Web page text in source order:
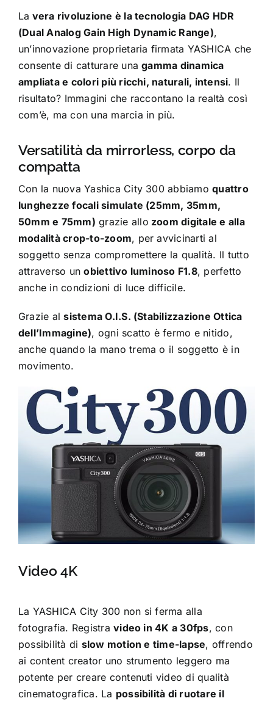
La vera rivoluzione è la tecnologia DAG HDR
(Dual Analog Gain High Dynamic Range),
un’innovazione proprietaria firmata YASHICA che
consente di catturare unagamma dinamica
ampliata e colori più ricchi, naturali, intensi. Il
risultato? Immagini che raccontano la realtà così
com’è, ma con una marcia in più.
Versatilità da mirrorless, corpo da
compatta
Con la nuova Yashica City 300 abbiamoquattro
lunghezze focali simulate (25mm, 35mm,
50mm e 75mm) grazie allo zoom digitale e alla
modalità crop-to-zoom, per avvicinarti al
soggetto senza compromettere la qualità. Il tutto
attraverso unobiettivo luminoso F1.8, perfetto
anche in condizioni di luce difficile.
Grazie alsistema O.I.S. (Stabilizzazione Ottica
dell’Immagine), ogni scatto è fermo e nitido,
anche quando la mano trema o il soggetto è in
movimento.
Video 4K
La YASHICA City 300 non si ferma alla
fotografia. Registravideo in 4K a 30fps, con
possibilità di slow motion e time-lapse, offrendo
ai content creator uno strumento leggero ma
potente per creare contenuti video di qualità
cinematografica. La possibilità di ruotare il